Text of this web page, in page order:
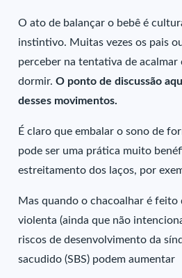
O ato de balançar o bebê é
instintivo. Muitas vezes os pais
perceber na tentativa de acalmar
dormir.O ponto de discussão
desses movimentos.
É claro que embalar o sono de
pode ser uma prática muito
estreitamento dos laços, por
Mas quando o chacoalhar é feito
violenta (ainda que não
riscos de desenvolvimento da
sacudido (SBS) podem aumentar